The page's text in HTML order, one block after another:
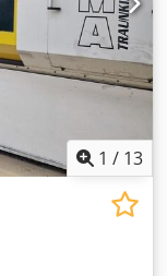
1 / 13